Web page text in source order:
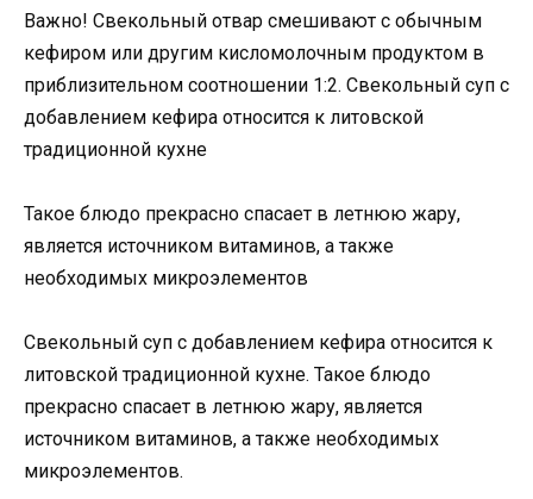
Важно! Свекольный отвар смешивают с обычным
кефиром или другим кисломолочным продуктом в
приблизительном соотношении 1:2. Свекольный суп с
добавлением кефира относится к литовской
традиционной кухне
Такое блюдо прекрасно спасает в летнюю жару,
является источником витаминов, а также
необходимых микроэлементов
Свекольный суп с добавлением кефира относится к
литовской традиционной кухне. Такое блюдо
прекрасно спасает в летнюю жару, является
источником витаминов, а также необходимых
микроэлементов.